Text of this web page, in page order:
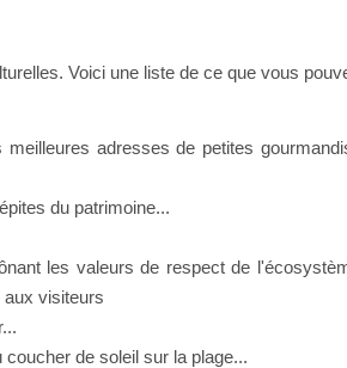
Voici une liste de ce que vous
adresses de petites
du patrimoine...
les valeurs de respect de
visiteurs
de soleil sur la plage...